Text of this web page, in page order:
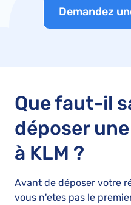
Demandez
Que faut-il
déposer
à KLM ?
Avant de déposer votre
vous n'etes pas le